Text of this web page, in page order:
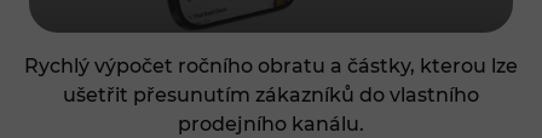
Rychlý výpočet ročního obratu a částky, kterou lze
ušetřit přesunutím zákazníků do vlastního
prodejního kanálu.